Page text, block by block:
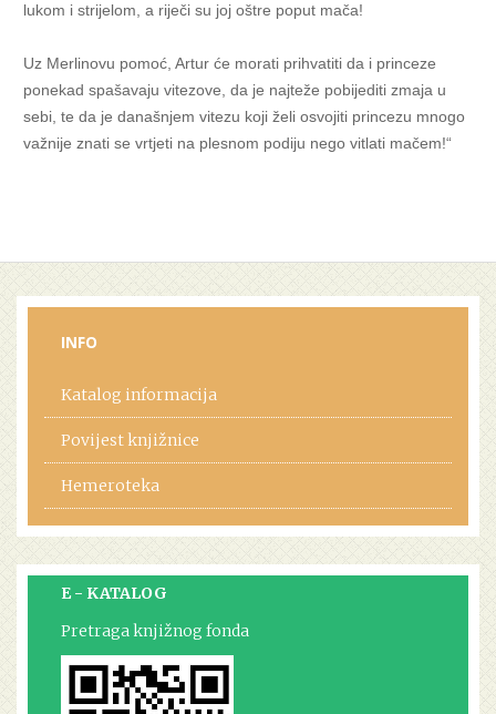
lukom i strijelom, a riječi su joj oštre poput mača!
Uz Merlinovu pomoć, Artur će morati prihvatiti da i princeze
ponekad spašavaju vitezove, da je najteže pobijediti zmaja u
sebi, te da je današnjem vitezu koji želi osvojiti princezu mnogo
važnije znati se vrtjeti na plesnom podiju nego vitlati mačem!“
INFO
Katalog informacija
Povijest knjižnice
Hemeroteka
E - KATALOG
Pretraga knjižnog fonda